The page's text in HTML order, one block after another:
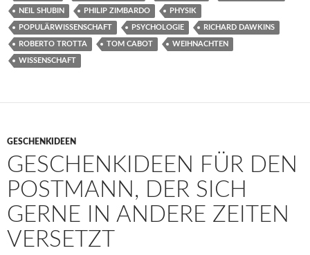
NEIL SHUBIN PHILIP ZIMBARDO PHYSIK
POPULÄRWISSENSCHAFT PSYCHOLOGIE RICHARD DAWKINS
ROBERTO TROTTA TOM CABOT WEIHNACHTEN
WISSENSCHAFT
GESCHENKIDEEN
GESCHENKIDEEN FÜR DEN
POSTMANN, DER SICH
GERNE IN ANDERE ZEITEN
VERSETZT